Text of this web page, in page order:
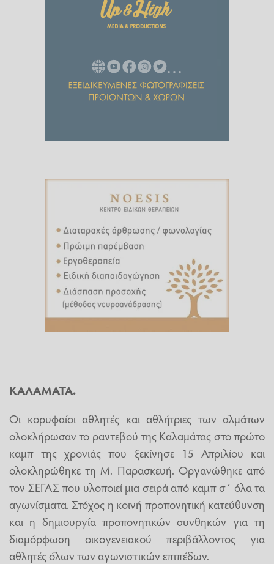
ΚΑΛΑΜΑΤΑ.
Οι κορυφαίοι αθλητές και αθλήτριες των αλμάτων
ολοκλήρωσαν το ραντεβού της Καλαμάτας στο πρώτο
καμπ της χρονιάς που ξεκίνησε 15 Απριλίου και
ολοκληρώθηκε τη Μ. Παρασκευή. Οργανώθηκε από
τον ΣΕΓΑΣ που υλοποιεί μια σειρά από καμπ σ΄ όλα τα
αγωνίσματα. Στόχος η κοινή προπονητική κατεύθυνση
και η δημιουργία προπονητικών συνθηκών για τη
διαμόρφωση οικογενειακού περιβάλλοντος για
αθλητές όλων των αγωνιστικών επιπέδων.